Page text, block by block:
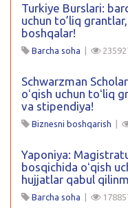
Turkiye Burslari:
uchun to’liq
boshqalar!
Barcha soha |
Schwarzman
oʻqish uchun toʻliq
va stipendiya!
Biznesni boshqarish |
Yaponiya:
bosqichida oʻqish
hujjatlar qabul
Barcha soha |